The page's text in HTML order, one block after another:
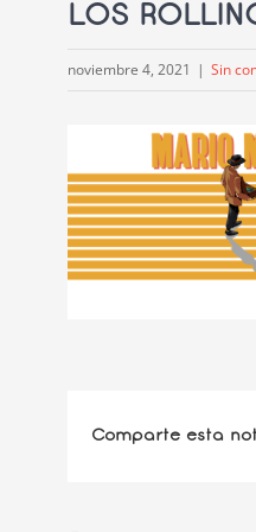
LOS
noviembre 4, 2021 | Sin
Comparte esta